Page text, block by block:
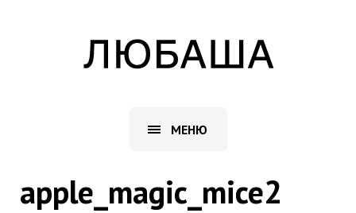
МЕНЮ
apple_magic_mice2